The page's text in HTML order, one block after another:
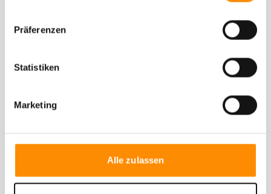
Präferenzen
Statistiken
Marketing
Alle zulassen
UnternehmerPark in Duisburg
Duisburg